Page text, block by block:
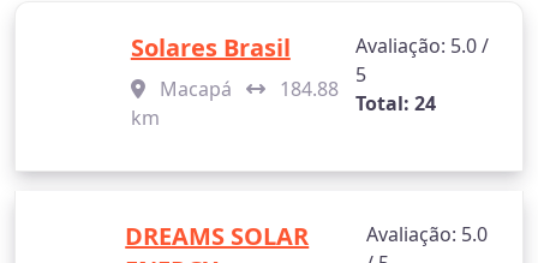
Solares Brasil
Macapá
184.88
km
Avaliação: 5.0 /
5
Total: 24
DREAMS SOLAR
Avaliação: 5.0